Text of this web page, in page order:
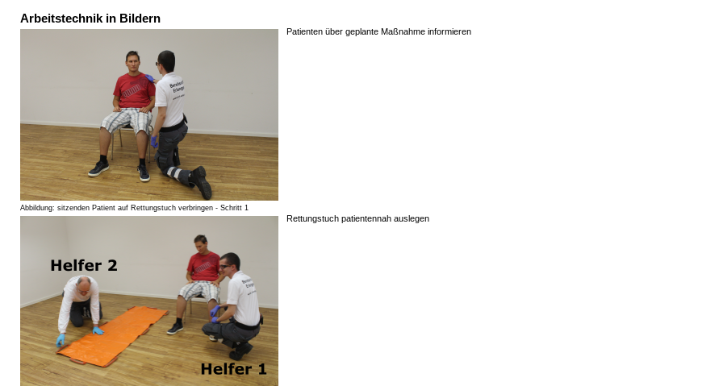
Arbeitstechnik in Bildern
Abbildung: sitzenden Patient auf Rettungstuch verbringen - Schritt 1
Patienten über geplante Maßnahme informieren
Rettungstuch patientennah auslegen